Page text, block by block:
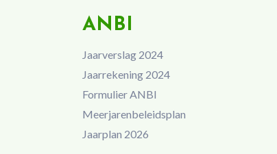
ANBI
Jaarverslag 2024
Jaarrekening 2024
Formulier ANBI
Meerjarenbeleidsplan
Jaarplan 2026